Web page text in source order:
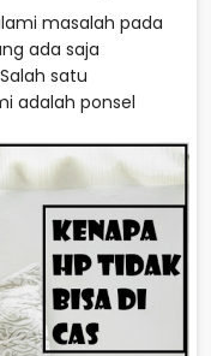
masalah pada
ada saja
satu
adalah ponsel